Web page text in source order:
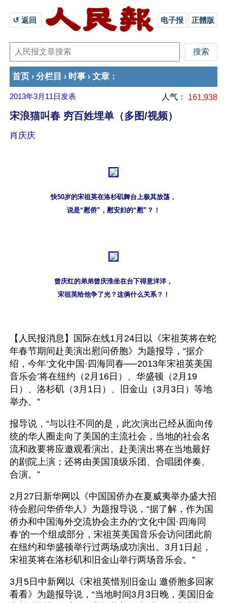
↺ 返回 电子报 正體版
首页 › 分栏目 › 时事 › 文章 ：
2013年3月11日 发表 人气： 161,938
宋浪猫叫春 穷百姓埋单（多图/视频）
肖庆庆
快50岁的宋祖英在洛杉矶舞台上极其放荡，
说是“慰侨”，慰安妇的“慰”？！
曾庆红的弟弟曾庆淮坐在台下得意洋洋，
宋祖英给他争了光？这俩什么关系？！
【人民报消息】国际在线1月24日以《宋祖英将在蛇
年春节期间赴美演出慰问侨胞》为题报导，“据介
绍，今年‘文化中国·四海同春──2013年宋祖英美国
音乐会’将在纽约（2月16日）、华盛顿（2月19
日）、洛杉矶（3月1日）、旧金山（3月3日）等地
举办。”
报导说，“与以往不同的是，此次演出已经从面向传
统的华人圈走向了美国的主流社会，当地的社会名
流和政要将应邀观看演出。赴美演出将在当地最好
的剧院上演；还将由美国顶级乐团、合唱团伴奏、
合演。”
2月27日新华网以《中国国侨办在夏威夷举办盛大招
待会慰问华侨华人》为题报导说，“据了解，作为国
侨办和中国海外交流协会主办的‘文化中国·四海同
春’的一个组成部分，宋祖英美国音乐会访问团此前
在纽约和华盛顿举行过两场成功演出。3月1日起，
宋祖英将在洛杉矶和旧金山举行两场音乐会。”
3月5日中新网以《宋祖英惜别旧金山 邀侨胞多回家
看看》为题报导说，“当地时间3月3日晚，美国旧金